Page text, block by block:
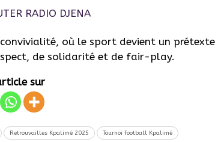
où le sport devient un prétexte
de solidarité et de fair-play.
sur
Retrouvailles Kpalimé 2025 Tournoi football Kpalimé